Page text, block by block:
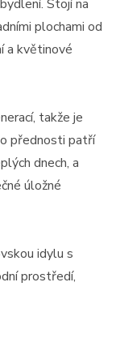
Stojí na
plochami od
a květinové
takže je
přednosti patří
dnech, a
úložné
idylu s
prostředí,